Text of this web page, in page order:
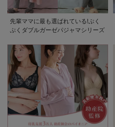
先輩ママに最も選ばれている!ぷく
ぷくダブルガーゼパジャマシリーズ